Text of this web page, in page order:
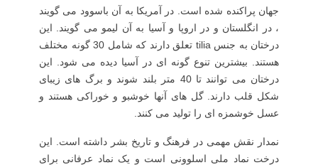
جهان پراکنده شده است. در آمریکا به آن باسوود می گویند
، در انگلستان و در اروپا و آسیا به آن لیمو می گویند. این
درختان به جنس tilia تعلق دارند که شامل 30 گونه مختلف
هستند. بیشترین تنوع گونه ای در آسیا دیده می شود. این
درختان می توانند تا 40 متر بلند شوند و برگ های زیبای
شکل قلب دارند. گل های آنها خوشبو و خوراکی هستند و
عسل خوشمزه ای را تولید می کنند.
نمدار نقش مهمی در فرهنگ و تاریخ بشر داشته است. این
درخت نماد ملی اسلوونی است و یک نماد عرفانی برای